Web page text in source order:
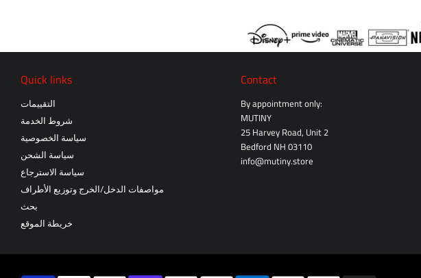
Quick links
التقييمات
شروط الخدمة
سياسة الخصوصية
سياسة الشحن
سياسة الاسترجاع
مواصفات الدخل/الخرج وتوزيع الأطراف
بحث
خريطة الموقع
Contact
By appointment only:
MUTINY
25 Harvey Road, Unit 2
Bedford NH 03110
info@mutiny.store